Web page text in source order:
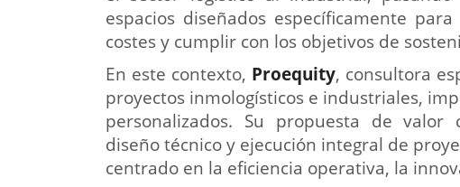
espacios diseñados específicamente
costes y cumplir con los objetivos de
En este contexto, Proequity, consultora
proyectos inmologísticos e industriales,
personalizados. Su propuesta de valor
diseño técnico y ejecución integral de
centrado en la eficiencia operativa, la